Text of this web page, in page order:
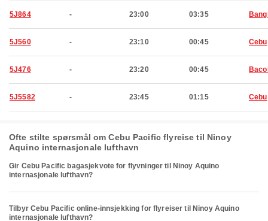
5J864 - 23:00 03:35
5J560 - 23:10 00:45 Cebu
5J476 - 23:20 00:45
5J5582 - 23:45 01:15 Cebu
Ofte stilte spørsmål om Cebu Pacific flyreise til Ninoy
Aquino internasjonale lufthavn
Gir Cebu Pacific bagasjekvote for flyvninger til Ninoy Aquino
internasjonale lufthavn?
Tilbyr Cebu Pacific online-innsjekking for flyreiser til Ninoy Aquino
internasjonale lufthavn?